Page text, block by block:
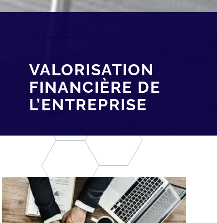
VALORISATION
FINANCIÈRE DE
L’ENTREPRISE